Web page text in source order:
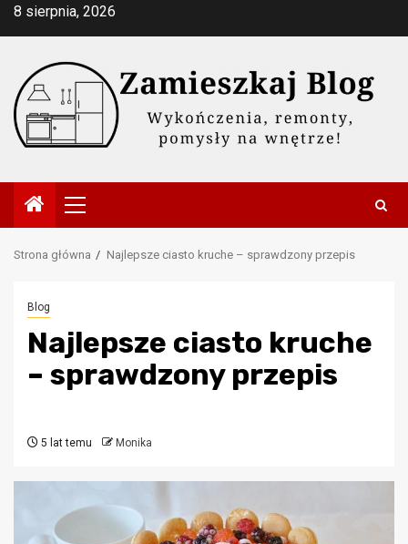
Przejdź
8 sierpnia, 2026
Menu
główne
Strona główna Najlepsze ciasto kruche – sprawdzony przepis
Blog
Najlepsze ciasto kruche
– sprawdzony przepis
5 lat temu Monika